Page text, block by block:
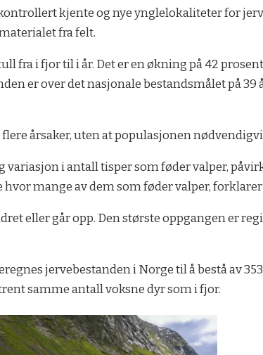
kjente og nye ynglelokaliteter for
fra felt.
fra i fjor til i år. Det er en økning på 42
er over det nasjonale bestandsmålet på
årsaker, uten at populasjonen
i antall tisper som føder valper,
mange av dem som føder valper,
eller går opp. Den største oppgangen er
jervebestanden i Norge til å bestå av
samme antall voksne dyr som i fjor.